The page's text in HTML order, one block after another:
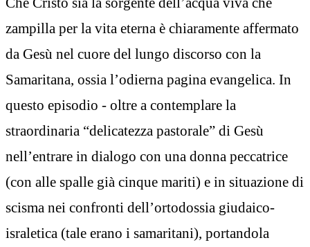
zampilla per la vita eterna è chiaramente affermato
da Gesù nel cuore del lungo discorso con la
Samaritana, ossia l’odierna pagina evangelica. In
questo episodio - oltre a contemplare la
straordinaria “delicatezza pastorale” di Gesù
nell’entrare in dialogo con una donna peccatrice
(con alle spalle già cinque mariti) e in situazione di
scisma nei confronti dell’ortodossia giudaico-
israletica (tale erano i samaritani), portandola